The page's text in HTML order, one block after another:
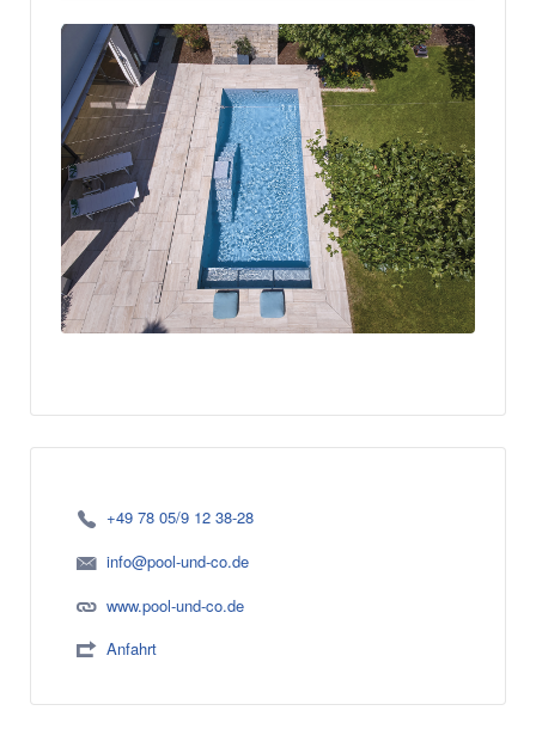
+49 78 05/9 12 38-28
info@pool-und-co.de
www.pool-und-co.de
Anfahrt